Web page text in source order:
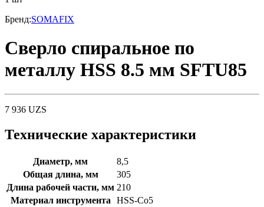
Бренд:SOMAFIX
Сверло спиральное по
металлу HSS 8.5 мм SFTU85
7 936 UZS
Технические характеристики
Диаметр, мм
8,5
Общая длина, мм
305
Длина рабочей части, мм 210
Материал инструмента
HSS-Co5